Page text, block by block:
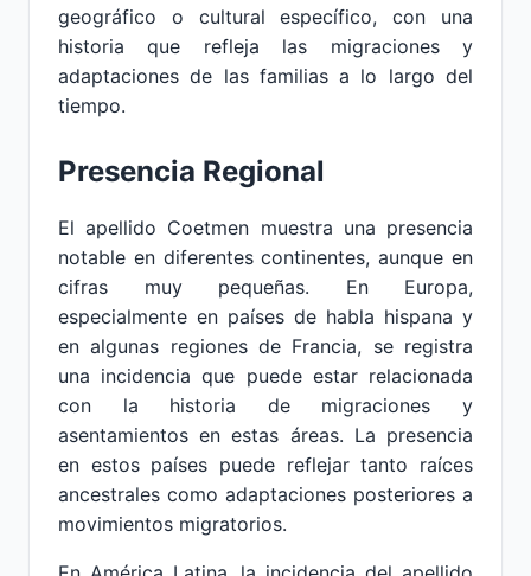
geográfico o cultural específico, con una
historia que refleja las migraciones y
adaptaciones de las familias a lo largo del
tiempo.
Presencia Regional
El apellido Coetmen muestra una presencia
notable en diferentes continentes, aunque en
cifras muy pequeñas. En Europa,
especialmente en países de habla hispana y
en algunas regiones de Francia, se registra
una incidencia que puede estar relacionada
con la historia de migraciones y
asentamientos en estas áreas. La presencia
en estos países puede reflejar tanto raíces
ancestrales como adaptaciones posteriores a
movimientos migratorios.